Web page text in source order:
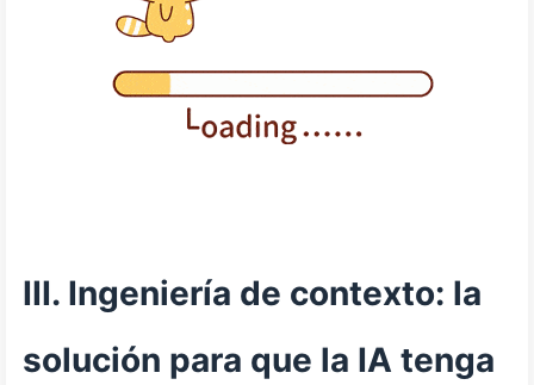
III. Ingeniería de contexto: la
solución para que la IA tenga